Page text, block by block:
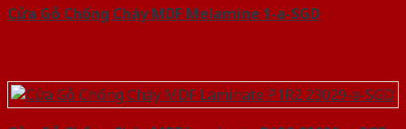
Cửa Gỗ Chống Cháy MDF Melamine 1-a-SGD